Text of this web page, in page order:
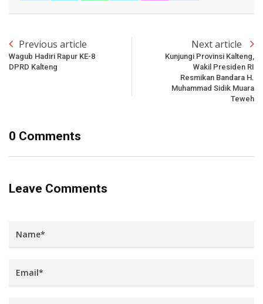
Previous article
Wagub Hadiri Rapur KE-8
DPRD Kalteng
Next article
Kunjungi Provinsi Kalteng,
Wakil Presiden RI
Resmikan Bandara H.
Muhammad Sidik Muara
Teweh
0 Comments
Leave Comments